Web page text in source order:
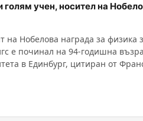
голям учен, носител на
на Нобелова награда за физика
е починал на 94-годишна
в Единбург, цитиран от